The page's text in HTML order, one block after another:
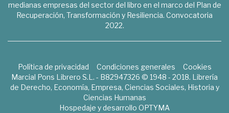
medianas empresas del sector del libro en el marco del Plan de
Recuperación, Transformación y Resiliencia. Convocatoria
2022.
Política de privacidad Condiciones generales
Cookies
Marcial Pons Librero S.L. - B82947326 © 1948 - 2018. Librería
de Derecho, Economía, Empresa, Ciencias Sociales, Historia y
Ciencias Humanas
Hospedaje y desarrollo OPTYMA